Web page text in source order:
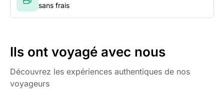
sans frais
Ils ont voyagé avec nous
Découvrez les expériences authentiques de nos
voyageurs